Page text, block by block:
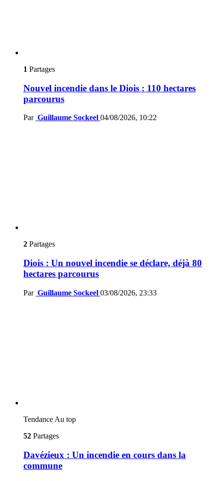
1 Partages
Nouvel incendie dans le Diois : 110 hectares
parcourus
Par Guillaume Sockeel 04/08/2026, 10:22
2 Partages
Diois : Un nouvel incendie se déclare, déjà 80
hectares parcourus
Par Guillaume Sockeel 03/08/2026, 23:33
Tendance Au top
52 Partages
Davézieux : Un incendie en cours dans la
commune